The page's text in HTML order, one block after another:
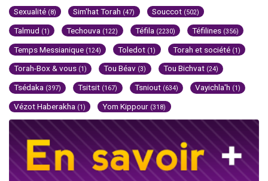
Sexualité (8) Sim'hat Torah (47) Souccot (502)
Talmud (1) Techouva (122) Téfila (2230) Téfilines (356)
Temps Messianique (124) Toledot (1) Torah et société (1)
Torah-Box & vous (1) Tou Béav (3) Tou Bichvat (24)
Tsédaka (397) Tsitsit (167) Tsniout (634) Vayichla'h (1)
Vézot Haberakha (1) Yom Kippour (318)